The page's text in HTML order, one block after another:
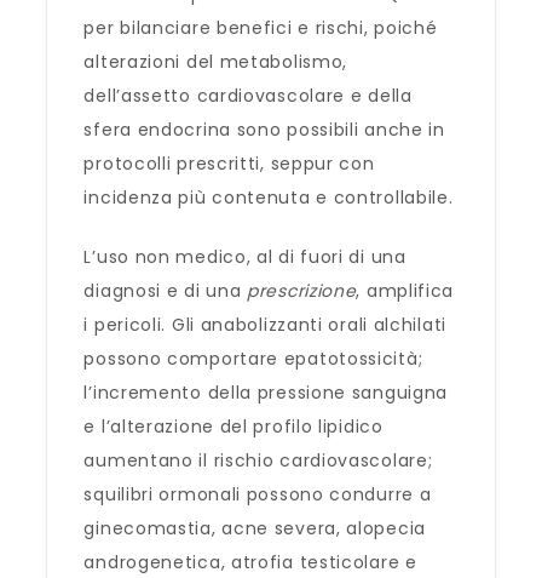
per bilanciare benefici e rischi, poiché
alterazioni del metabolismo,
dell’assetto cardiovascolare e della
sfera endocrina sono possibili anche in
protocolli prescritti, seppur con
incidenza più contenuta e controllabile.
L’uso non medico, al di fuori di una
diagnosi e di una prescrizione, amplifica
i pericoli. Gli anabolizzanti orali alchilati
possono comportare epatotossicità;
l’incremento della pressione sanguigna
e l’alterazione del profilo lipidico
aumentano il rischio cardiovascolare;
squilibri ormonali possono condurre a
ginecomastia, acne severa, alopecia
androgenetica, atrofia testicolare e